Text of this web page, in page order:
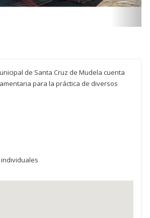
de Santa Cruz de Mudela cuenta
para la práctica de diversos